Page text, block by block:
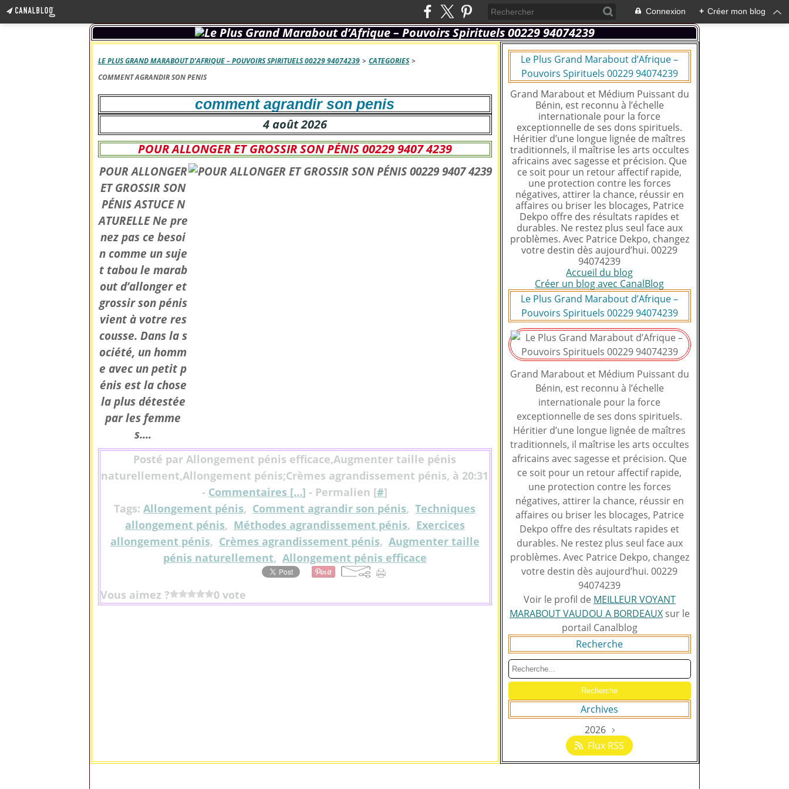
Connexion + Créer mon blog
LE PLUS GRAND MARABOUT D’AFRIQUE – POUVOIRS SPIRITUELS 00229 94074239 > CATEGORIES >
COMMENT AGRANDIR SON PENIS
comment agrandir son penis
4 août 2026
POUR ALLONGER ET GROSSIR SON PÉNIS 00229 9407 4239
POUR ALLONGER
ET GROSSIR SON
PÉNIS ASTUCE N
ATURELLE Ne pre
nez pas ce besoi
n comme un suje
t tabou le marab
out d’allonger et
grossir son pénis
vient à votre res
cousse. Dans la s
ociété, un homm
e avec un petit p
énis est la chose
la plus détestée
par les femme
s....
Posté par Allongement pénis efficace,Augmenter taille pénis
naturellement,Allongement pénis;Crèmes agrandissement pénis, à 20:31
- Commentaires […] - Permalien [#]
Tags:Allongement pénis, Comment agrandir son pénis,Techniques
allongement pénis, Méthodes agrandissement pénis, Exercices
allongement pénis, Crèmes agrandissement pénis, Augmenter taille
pénis naturellement, Allongement pénis efficace
Vous aimez ? 0 vote
Le Plus Grand Marabout d’Afrique –
Pouvoirs Spirituels 00229 94074239
Grand Marabout et Médium Puissant du
Bénin, est reconnu à l’échelle
internationale pour la force
exceptionnelle de ses dons spirituels.
Héritier d’une longue lignée de maîtres
traditionnels, il maîtrise les arts occultes
africains avec sagesse et précision. Que
ce soit pour un retour affectif rapide,
une protection contre les forces
négatives, attirer la chance, réussir en
affaires ou briser les blocages, Patrice
Dekpo offre des résultats rapides et
durables. Ne restez plus seul face aux
problèmes. Avec Patrice Dekpo, changez
votre destin dès aujourd’hui. 00229
94074239
Accueil du blog
Créer un blog avec CanalBlog
Le Plus Grand Marabout d’Afrique –
Pouvoirs Spirituels 00229 94074239
Grand Marabout et Médium Puissant du
Bénin, est reconnu à l’échelle
internationale pour la force
exceptionnelle de ses dons spirituels.
Héritier d’une longue lignée de maîtres
traditionnels, il maîtrise les arts occultes
africains avec sagesse et précision. Que
ce soit pour un retour affectif rapide,
une protection contre les forces
négatives, attirer la chance, réussir en
affaires ou briser les blocages, Patrice
Dekpo offre des résultats rapides et
durables. Ne restez plus seul face aux
problèmes. Avec Patrice Dekpo, changez
votre destin dès aujourd’hui. 00229
94074239
Voir le profil de MEILLEUR VOYANT
MARABOUT VAUDOU A BORDEAUXsur le
portail Canalblog
Recherche
Archives
2026
Août(129)
Flux RSS